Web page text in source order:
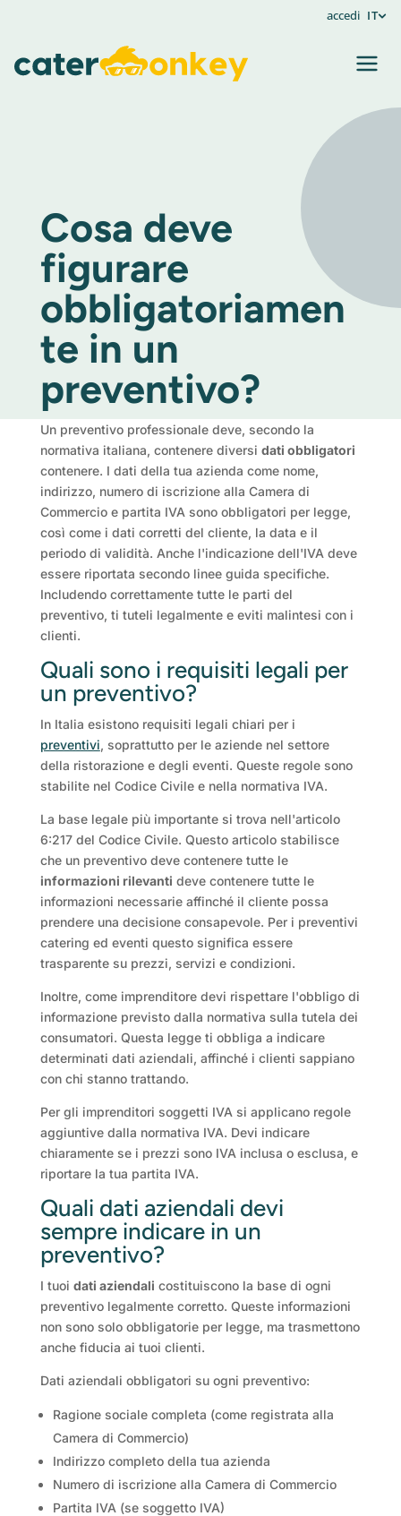
accedi IT
Cosa deve
figurare
obbligatoriamen
te in un
preventivo?
Un preventivo professionale deve, secondo la
normativa italiana, contenere diversi dati obbligatori
contenere. I dati della tua azienda come nome,
indirizzo, numero di iscrizione alla Camera di
Commercio e partita IVA sono obbligatori per legge,
così come i dati corretti del cliente, la data e il
periodo di validità. Anche l'indicazione dell'IVA deve
essere riportata secondo linee guida specifiche.
Includendo correttamente tutte le parti del
preventivo, ti tuteli legalmente e eviti malintesi con i
clienti.
Quali sono i requisiti legali per
un preventivo?
In Italia esistono requisiti legali chiari per i
preventivi, soprattutto per le aziende nel settore
della ristorazione e degli eventi. Queste regole sono
stabilite nel Codice Civile e nella normativa IVA.
La base legale più importante si trova nell'articolo
6:217 del Codice Civile. Questo articolo stabilisce
che un preventivo deve contenere tutte le
informazioni rilevanti deve contenere tutte le
informazioni necessarie affinché il cliente possa
prendere una decisione consapevole. Per i preventivi
catering ed eventi questo significa essere
trasparente su prezzi, servizi e condizioni.
Inoltre, come imprenditore devi rispettare l'obbligo di
informazione previsto dalla normativa sulla tutela dei
consumatori. Questa legge ti obbliga a indicare
determinati dati aziendali, affinché i clienti sappiano
con chi stanno trattando.
Per gli imprenditori soggetti IVA si applicano regole
aggiuntive dalla normativa IVA. Devi indicare
chiaramente se i prezzi sono IVA inclusa o esclusa, e
riportare la tua partita IVA.
Quali dati aziendali devi
sempre indicare in un
preventivo?
I tuoi dati aziendali costituiscono la base di ogni
preventivo legalmente corretto. Queste informazioni
non sono solo obbligatorie per legge, ma trasmettono
anche fiducia ai tuoi clienti.
Dati aziendali obbligatori su ogni preventivo:
Ragione sociale completa (come registrata alla
Camera di Commercio)
Indirizzo completo della tua azienda
Numero di iscrizione alla Camera di Commercio
Partita IVA (se soggetto IVA)